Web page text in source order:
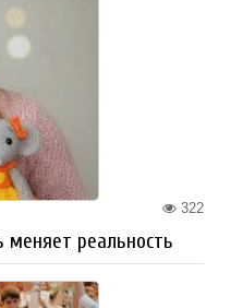
322
меняет реальность